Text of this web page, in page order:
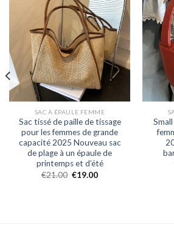
SAC À ÉPAULE FEMME
Sac tissé de paille de tissage
pour les femmes de grande
capacité 2025 Nouveau sac
de plage à un épaule de
printemps et d’été
€21.00 €19.00